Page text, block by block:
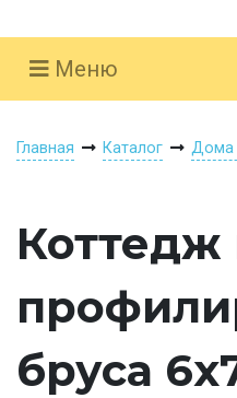
Меню
Главная Каталог Дома
Коттедж
бруса